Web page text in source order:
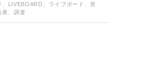
、LIVEBOARD、ライブボード、世
果、調査